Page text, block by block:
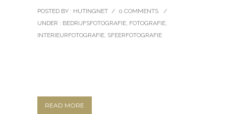
POSTED BY : HUTINGNET / 0 COMMENTS
/
UNDER : BEDRIJFSFOTOGRAFIE FOTOGRAFIE
INTERIEURFOTOGRAFIE SFEERFOTOGRAFIE
READ MORE